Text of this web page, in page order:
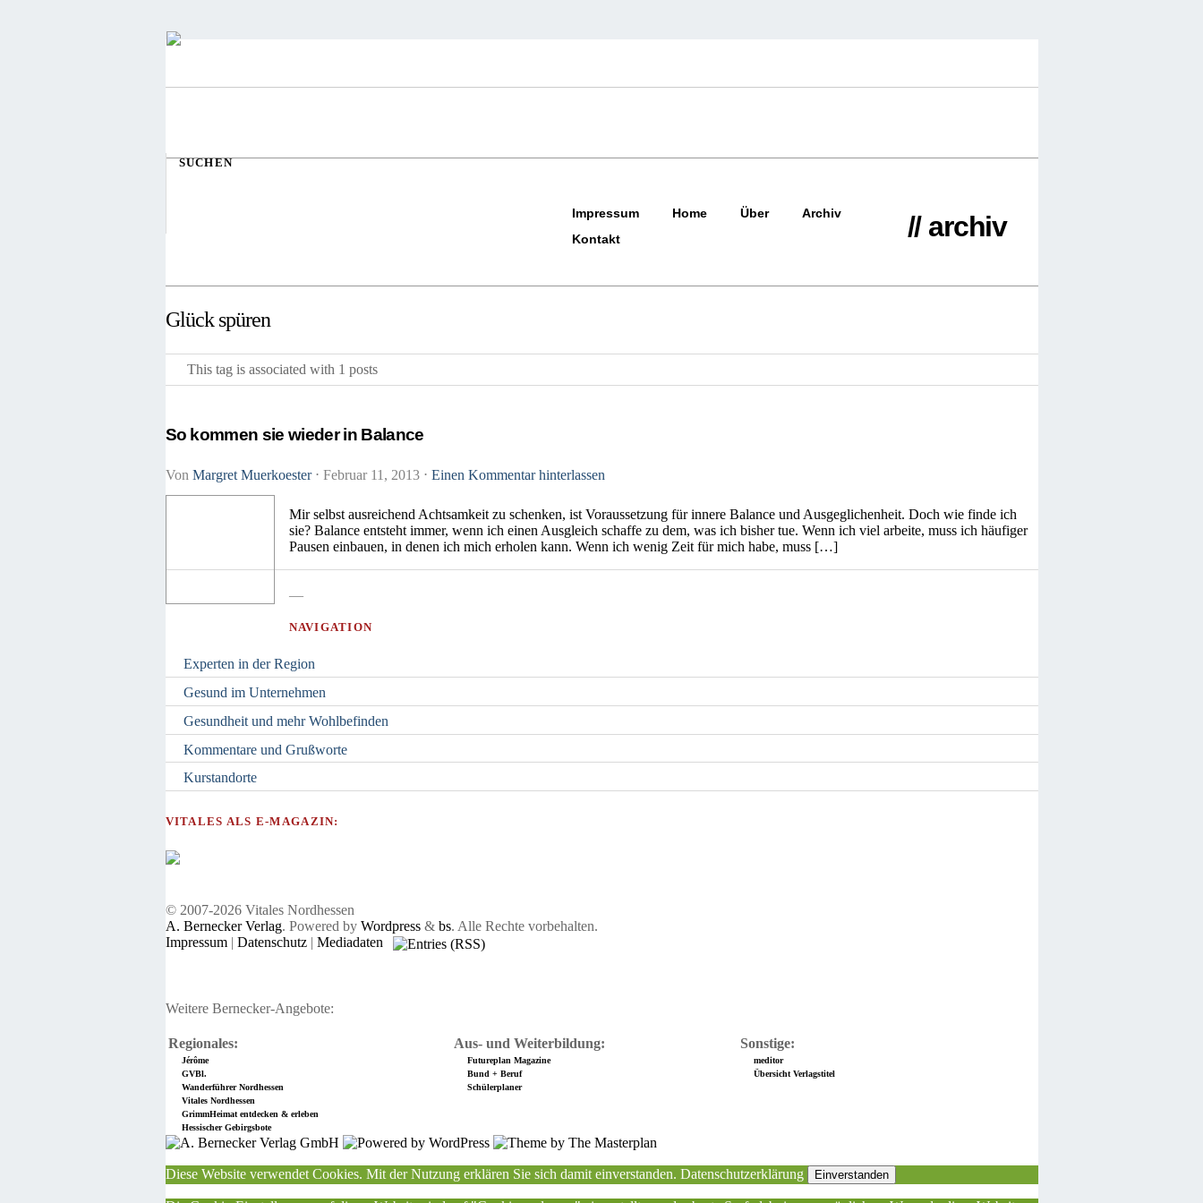
SUCHEN
Impressum Home Über
Archiv
Kontakt
// archiv
Glück spüren
This tag is associated with 1 posts
So kommen sie wieder in Balance
Von Margret Muerkoester ⋅ Februar 11, 2013 ⋅ Einen Kommentar hinterlassen
Mir selbst ausreichend Achtsamkeit zu schenken, ist Voraussetzung für innere Balance und Ausgeglichenheit. Doch wie finde ich
sie? Balance entsteht immer, wenn ich einen Ausgleich schaffe zu dem, was ich bisher tue. Wenn ich viel arbeite, muss ich häufiger
Pausen einbauen, in denen ich mich erholen kann. Wenn ich wenig Zeit für mich habe, muss […]
—
NAVIGATION
Experten in der Region
Gesund im Unternehmen
Gesundheit und mehr Wohlbefinden
Kommentare und Grußworte
Kurstandorte
VITALES ALS E-MAGAZIN:
© 2007-2026 Vitales Nordhessen
A. Bernecker Verlag. Powered by Wordpress& bs. Alle Rechte vorbehalten.
Impressum| Datenschutz| Mediadaten
Weitere Bernecker-Angebote:
Regionales: Aus- und Weiterbildung: Sonstige:
Jérôme Futureplan Magazine
meditor
GVBl.
Bund + Beruf
Übersicht Verlagstitel
Wanderführer Nordhessen
Schülerplaner
Vitales Nordhessen
GrimmHeimat entdecken & erleben
Hessischer Gebirgsbote
Diese Website verwendet Cookies. Mit der Nutzung erklären Sie sich damit einverstanden. Datenschutzerklärung Einverstanden